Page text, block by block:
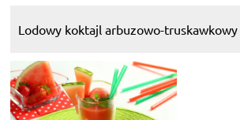
Lodowy koktajl arbuzowo-truskawkowy